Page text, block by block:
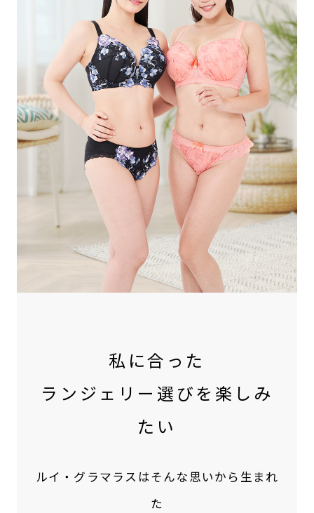
私に合った
ランジェリー選びを楽しみ
たい
ルイ・グラマラスはそんな思いから生まれ
た